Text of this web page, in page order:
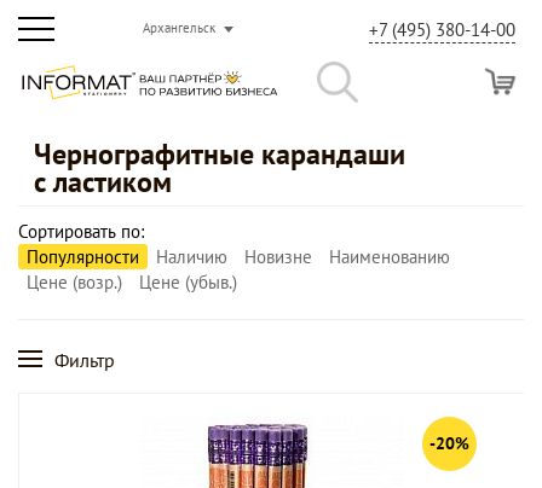
Архангельск +7 (495) 380-14-00
Чернографитные карандаши
с ластиком
Сортировать по:
Популярности
Наличию Новизне
Наименованию
Цене (возр.)
Цене (убыв.)
Фильтр
-20%